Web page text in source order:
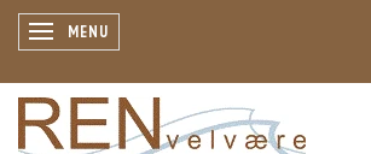
SKIFTE NAVIGATION
MENU